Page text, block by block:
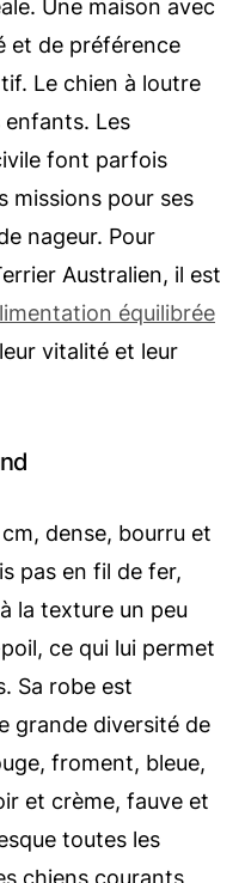
Une maison avec
et de préférence
Le chien à loutre
enfants. Les
font parfois
missions pour ses
nageur. Pour
Australien, il est
équilibrée
vitalité et leur
dense, bourru et
pas en fil de fer,
la texture un peu
ce qui lui permet
Sa robe est
grande diversité de
froment, bleue,
et crème, fauve et
toutes les